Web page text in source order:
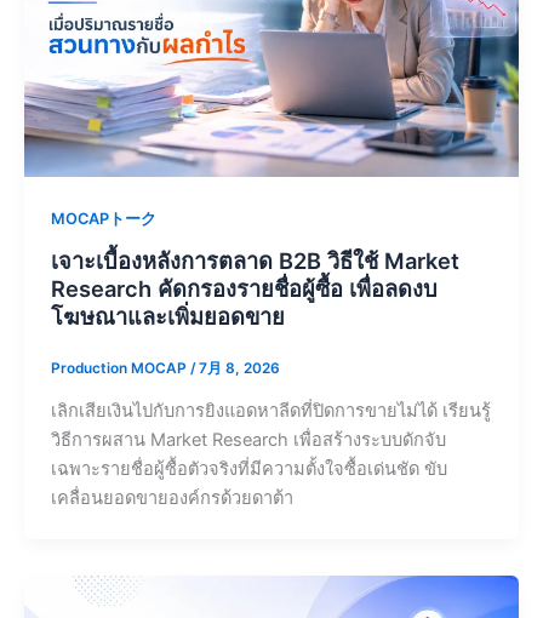
MOCAPトーク
เจาะเบื้องหลังการตลาด B2B วิธีใช้ Market
Research คัดกรองรายชื่อผู้ซื้อ เพื่อลดงบ
โฆษณาและเพิ่มยอดขาย
Production MOCAP /7月 8, 2026
เลิกเสียเงินไปกับการยิงแอดหาลีดที่ปิดการขายไม่ได้ เรียนรู้
วิธีการผสาน Market Research เพื่อสร้างระบบดักจับ
เฉพาะรายชื่อผู้ซื้อตัวจริงที่มีความตั้งใจซื้อเด่นชัด ขับ
เคลื่อนยอดขายองค์กรด้วยดาต้า